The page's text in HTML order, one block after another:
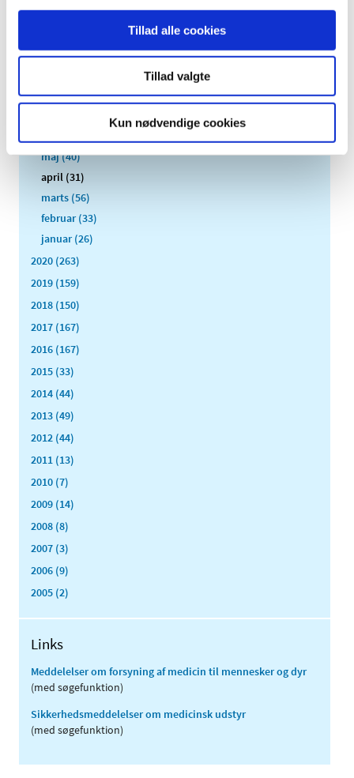
Tillad alle cookies
Tillad valgte
Kun nødvendige cookies
december (50)
oktober (45)
august (33)
maj (40)
april (31)
marts (56)
februar (33)
januar (26)
2020 (263)
2019 (159)
2018 (150)
2017 (167)
2016 (167)
2015 (33)
2014 (44)
2013 (49)
2012 (44)
2011 (13)
2010 (7)
2009 (14)
2008 (8)
2007 (3)
2006 (9)
2005 (2)
Links
Meddelelser om forsyning af medicin til mennesker og dyr
(med søgefunktion)
Sikkerhedsmeddelelser om medicinsk udstyr
(med søgefunktion)